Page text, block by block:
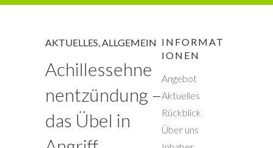
AKTUELLES,ALLGEMEIN
Achillessehne
nentzündung –
das Übel in
INFORMAT
IONEN
Angebot
Aktuelles
Rückblick
Über uns